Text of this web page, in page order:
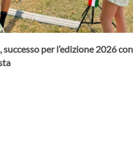
per l’edizione 2026 con